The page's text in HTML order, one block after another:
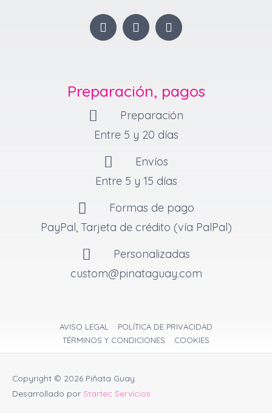
I
n
s
r
F
a
c
o
-
f
P
i
n
e
t
Preparación, pagos
Preparación
Entre 5 y 20 días
Envíos
Entre 5 y 15 días
Formas de pago
PayPal, Tarjeta de crédito (vía PalPal)
Personalizadas
custom@pinataguay.com
AVISO LEGAL
POLÍTICA DE PRIVACIDAD
TÉRMINOS Y CONDICIONES
COOKIES
Copyright © 2026 Piñata Guay
Desarrollado por Startec Servicios